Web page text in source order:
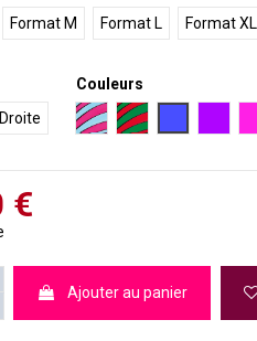
Format M Format L Format XL
Droite
Couleurs
Turquoise et Rose
Rouge et vert
€
Ajouter au panier